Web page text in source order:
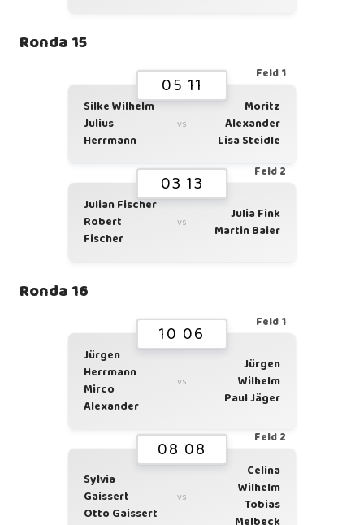
Ronda 15
Feld 1
05 11
Silke Wilhelm
Julius
Herrmann
vs
Moritz
Alexander
Lisa Steidle
Feld 2
03 13
Julian Fischer
Robert
Fischer
vs
Julia Fink
Martin Baier
Ronda 16
Feld 1
10 06
Jürgen
Herrmann
Mirco
Alexander
vs
Jürgen
Wilhelm
Paul Jäger
Feld 2
08 08
Sylvia
Gaissert
Otto Gaissert
vs
Celina
Wilhelm
Tobias